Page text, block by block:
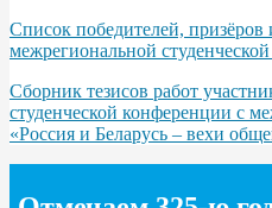
Список победителей, призёров
межрегиональной
Сборник тезисов работ
студенческой конференции с
«Россия и Беларусь – вехи